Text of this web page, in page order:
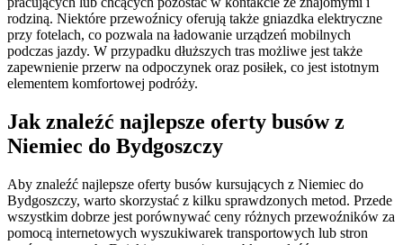
rodziną. Niektóre przewoźnicy oferują także gniazdka elektryczne
przy fotelach, co pozwala na ładowanie urządzeń mobilnych
podczas jazdy. W przypadku dłuższych tras możliwe jest także
zapewnienie przerw na odpoczynek oraz posiłek, co jest istotnym
elementem komfortowej podróży.
Jak znaleźć najlepsze oferty busów z
Niemiec do Bydgoszczy
Aby znaleźć najlepsze oferty busów kursujących z Niemiec do
Bydgoszczy, warto skorzystać z kilku sprawdzonych metod. Przede
wszystkim dobrze jest porównywać ceny różnych przewoźników za
pomocą internetowych wyszukiwarek transportowych lub stron